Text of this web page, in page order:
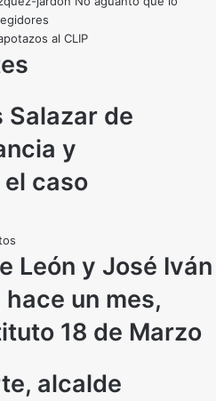
al CLIP
Salazar de
y
caso
León y José Iván
un mes,
18 de Marzo
alcalde